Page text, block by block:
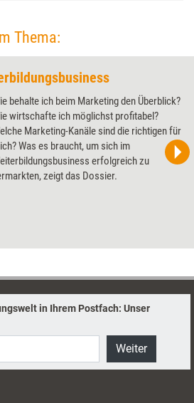
Thema:
behalte ich beim Marketing den Überblick?
wirtschafte ich möglichst profitabel?
Marketing-Kanäle sind die richtigen für
Was es braucht, um sich im
erfolgreich zu
zeigt das Dossier.
in Ihrem Postfach: Unser
Weiter